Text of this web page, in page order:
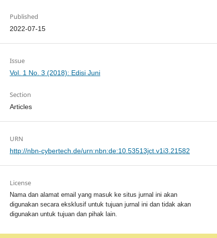
Published
2022-07-15
Issue
Vol. 1 No. 3 (2018): Edisi Juni
Section
Articles
URN
http://nbn-cybertech.de/urn:nbn:de:10.53513jct.v1i3.21582
License
Nama dan alamat email yang masuk ke situs jurnal ini akan
digunakan secara eksklusif untuk tujuan jurnal ini dan tidak akan
digunakan untuk tujuan dan pihak lain.